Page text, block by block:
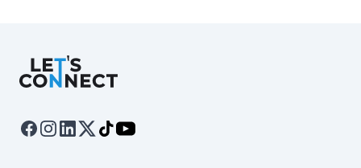
Let's Connect